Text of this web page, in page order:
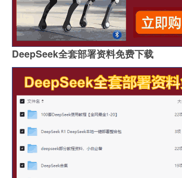
DeepSeek全套部署资料免费下载